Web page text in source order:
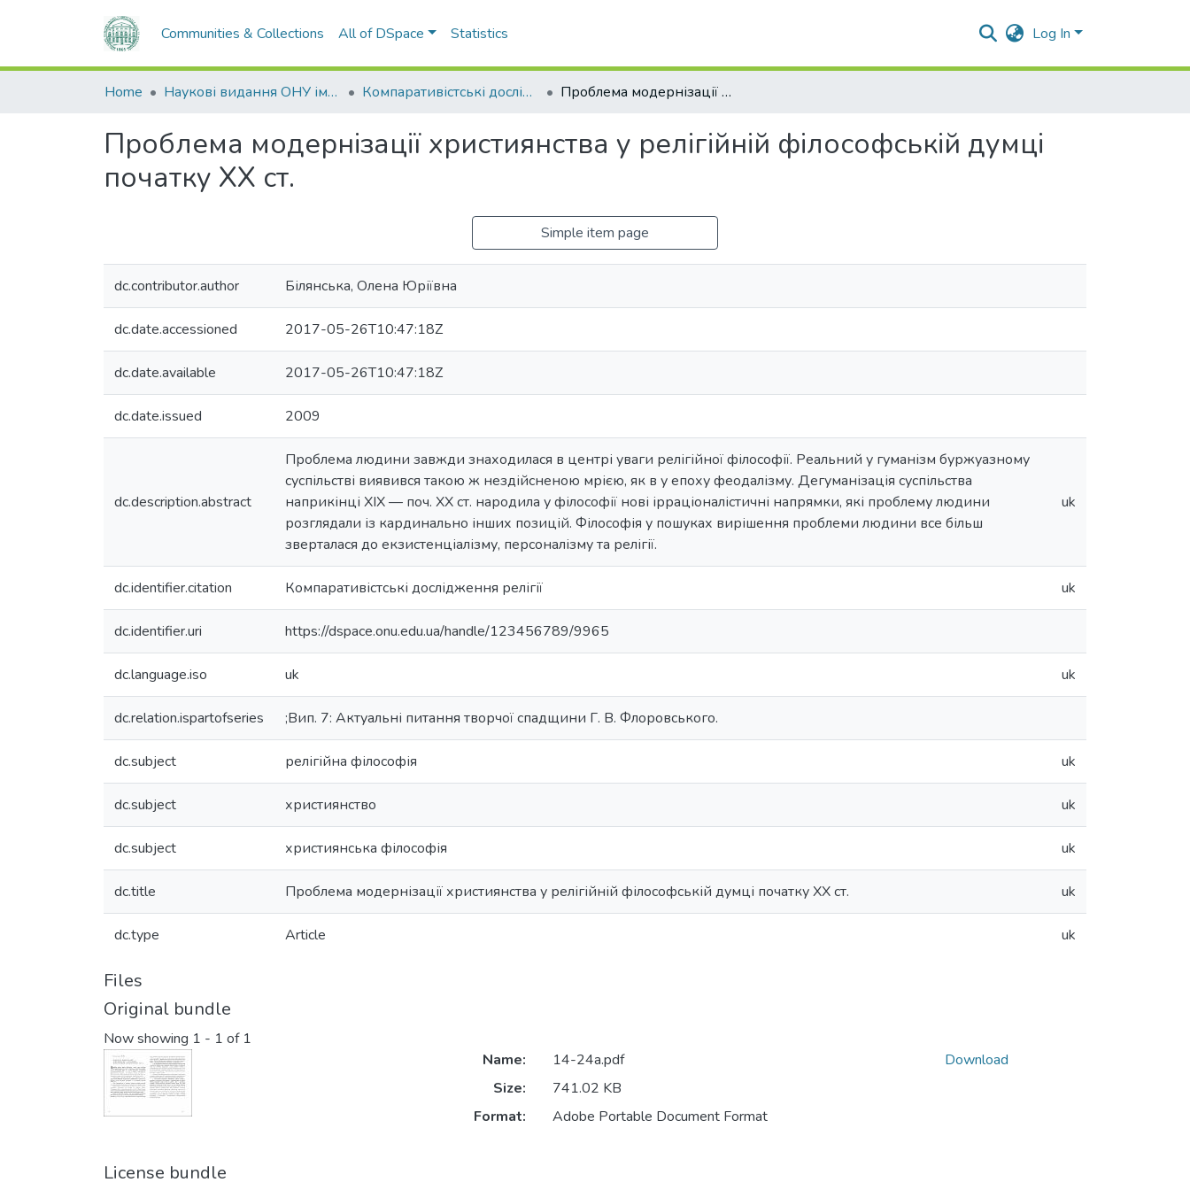
Communities & Collections All of DSpace Statistics Log In
Home Наукові видання ОНУ імені І. І. Мечникова Компаративістські дослідження релігії Проблема модернізації християнства у релігійній філософській думці початку ХХ ст.
Проблема модернізації християнства у релігійній філософській думці
початку ХХ ст.
Simple item page
dc.contributor.author Білянська, Олена Юріївна
dc.date.accessioned 2017-05-26T10:47:18Z
dc.date.available 2017-05-26T10:47:18Z
dc.date.issued 2009
dc.description.abstract
Проблема людини завжди знаходилася в центрі уваги релігійної філософії. Реальний у гуманізм буржуазному
суспільстві виявився такою ж нездійсненою мрією, як в у епоху феодалізму. Дегуманізація суспільства
наприкінці XIX — поч. XX ст. народила у філософії нові ірраціоналістичні напрямки, які проблему людини
розглядали із кардинально інших позицій. Філософія у пошуках вирішення проблеми людини все більш
зверталася до екзистенціалізму, персоналізму та релігії.
uk
dc.identifier.citation Компаративістські дослідження релігії uk
dc.identifier.uri https://dspace.onu.edu.ua/handle/123456789/9965
dc.language.iso uk uk
dc.relation.ispartofseries ;Вип. 7: Актуальні питання творчої спадщини Г. В. Флоровського.
dc.subject релігійна філософія uk
dc.subject християнство uk
dc.subject християнська філософія uk
dc.title Проблема модернізації християнства у релігійній філософській думці початку ХХ ст. uk
dc.type Article uk
Files
Original bundle
Now showing 1 - 1 of 1
Name:
14-24а.pdf
Size:
741.02 KB
Format:
Adobe Portable Document Format
Download
License bundle